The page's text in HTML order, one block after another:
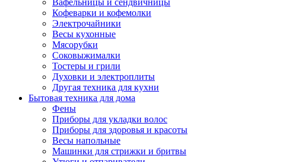
Вафельницы и сендвичницы
Кофеварки и кофемолки
Электрочайники
Весы кухонные
Мясорубки
Соковыжималки
Тостеры и грили
Духовки и электроплиты
Другая техника для кухни
Бытовая техника для дома
Фены
Приборы для укладки волос
Приборы для здоровья и красоты
Весы напольные
Машинки для стрижки и бритвы